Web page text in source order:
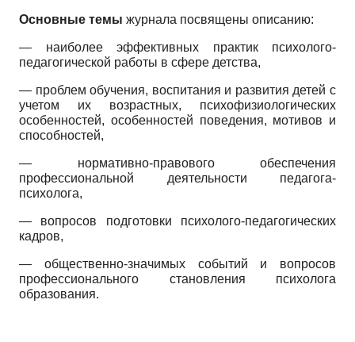
Основные темы журнала посвящены описанию:
— наиболее эффективных практик психолого-
педагогической работы в сфере детства,
— проблем обучения, воспитания и развития детей с
учетом их возрастных, психофизиологических
особенностей, особенностей поведения, мотивов и
способностей,
— нормативно-правового обеспечения
профессиональной деятельности педагога-
психолога,
— вопросов подготовки психолого-педагогических
кадров,
— общественно-значимых событий и вопросов
профессионального становления психолога
образования.